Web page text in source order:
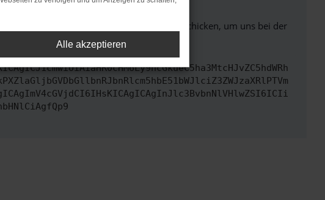
zu beheben. Du kannst uns diesen Text schicken, um uns bei der
Alle akzeptieren